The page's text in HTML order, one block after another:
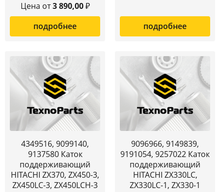
Цена от3 890,00₽
подробнее
подробнее
4349516, 9099140,
9137580 Каток
поддерживающий
HITACHI ZX370, ZX450-3,
ZX450LC-3, ZX450LCH-3
9096966, 9149839,
9191054, 9257022 Каток
поддерживающий
HITACHI ZX330LC,
ZX330LC-1, ZX330-1